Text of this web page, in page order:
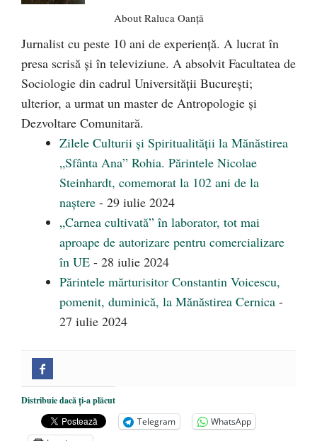
About Raluca Oanță
Jurnalist cu peste 10 ani de experiență. A lucrat în
presa scrisă și în televiziune. A absolvit Facultatea de
Sociologie din cadrul Universității București;
ulterior, a urmat un master de Antropologie și
Dezvoltare Comunitară.
Zilele Culturii și Spiritualității la Mănăstirea
„Sfânta Ana” Rohia. Părintele Nicolae
Steinhardt, comemorat la 102 ani de la
naștere - 29 iulie 2024
„Carnea cultivată” în laborator, tot mai
aproape de autorizare pentru comercializare
în UE - 28 iulie 2024
Părintele mărturisitor Constantin Voicescu,
pomenit, duminică, la Mănăstirea Cernica -
27 iulie 2024
Distribuie dacă ți-a plăcut
Telegram
WhatsApp